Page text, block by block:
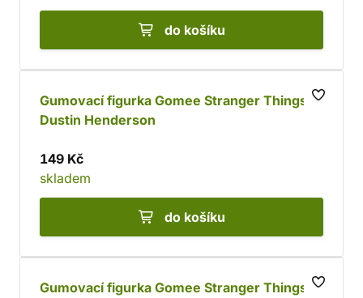
do košíku
Gumovací figurka Gomee Stranger Things -
Dustin Henderson
149 Kč
skladem
do košíku
Gumovací figurka Gomee Stranger Things -